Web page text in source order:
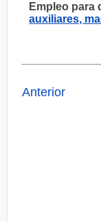
Empleo para
auxiliares,
Anterior